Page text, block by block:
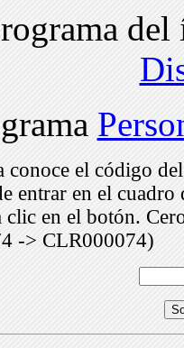
conoce el código
entrar en el
clic en el botón.
-> CLR000074)